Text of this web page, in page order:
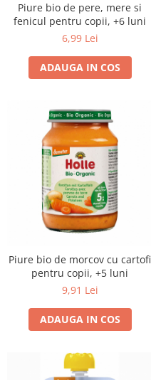
Piure bio de pere, mere si
fenicul pentru copii, +6 luni
6,99 Lei
ADAUGA IN COS
Piure bio de morcov cu cartofi
pentru copii, +5 luni
9,91 Lei
ADAUGA IN COS